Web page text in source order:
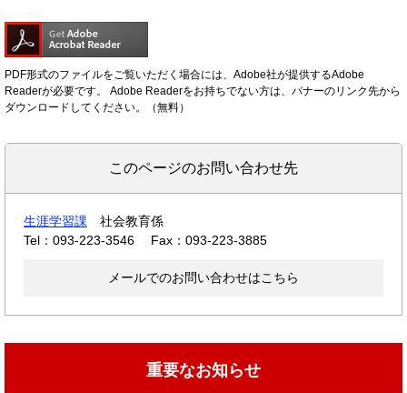
PDF形式のファイルをご覧いただく場合には、Adobe社が提供するAdobe
Readerが必要です。
Adobe Readerをお持ちでない方は、バナーのリンク先から
ダウンロードしてください。（無料）
このページのお問い合わせ先
生涯学習課
社会教育係
Tel：093-223-3546
Fax：093-223-3885
メールでのお問い合わせはこちら
重要なお知らせ